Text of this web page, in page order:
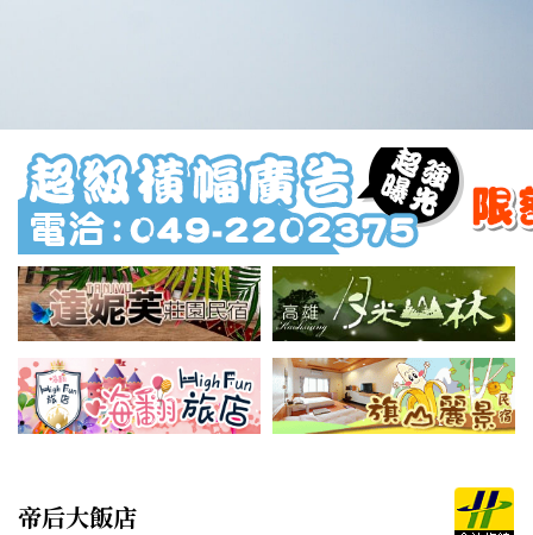
帝后大飯店